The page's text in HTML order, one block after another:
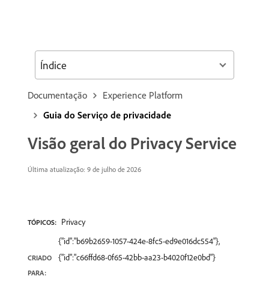
Documentação
Experience Platform
Guia do Serviço de privacidade
Visão geral do Privacy Service
Última atualização: 9 de julho de 2026
TÓPICOS: Privacy
CRIADO
PARA:
{"id":"b69b2659-1057-424e-8fc5-ed9e016dc554"},
{"id":"c66ffd68-0f65-42bb-aa23-b4020f12e0bd"}
Índice